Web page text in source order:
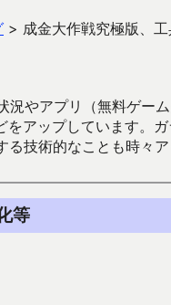
> 成金大作戦究極版、
やアプリ（無料ゲー
をアップしています
技術的なことも時々ア
等